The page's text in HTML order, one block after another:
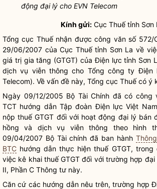
động đại lý cho EVN Telecom
Kính gửi: Cục Thuế tỉnh Sơn
Tổng cục Thuế nhận được công văn số 572/
29/06/2007 của Cục Thuế tỉnh Sơn La về
giá trị gia tăng (GTGT) của Điện lực tỉnh Sơn
dịch vụ viễn thông cho Tổng công ty Điện
Telecom). Về vấn đề này, Tổng cục Thuế có ý
Ngày 09/12/2005 Bộ Tài Chính đã có công
TCT hướng dẫn Tập đoàn Điện lực Việt
nộp thuế GTGT đối với hoạt động đại lý bán
hồng và dịch vụ viễn thông theo hình
09/04/2007 Bộ Tài chính đã ban hành
BTC hướng dẫn thực hiện thuế GTGT,
việc kê khai thuế GTGT đối với trường hợp
II, Phần C Thông tư này.
Căn cứ các hướng dẫn nêu trên, trường hợp